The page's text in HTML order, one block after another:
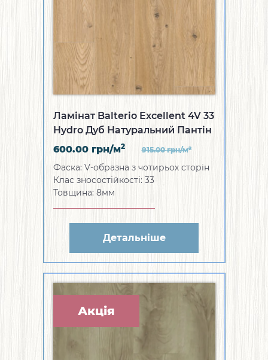
Ламінат Balterio Excellent 4V 33
Hydro Дуб Натуральний Пантін
600.00 грн/м2 915.00грн/м2
Фаска: V-образна з чотирьох сторін
Клас зносостійкості: 33
Товщина: 8мм
Детальніше
Акція